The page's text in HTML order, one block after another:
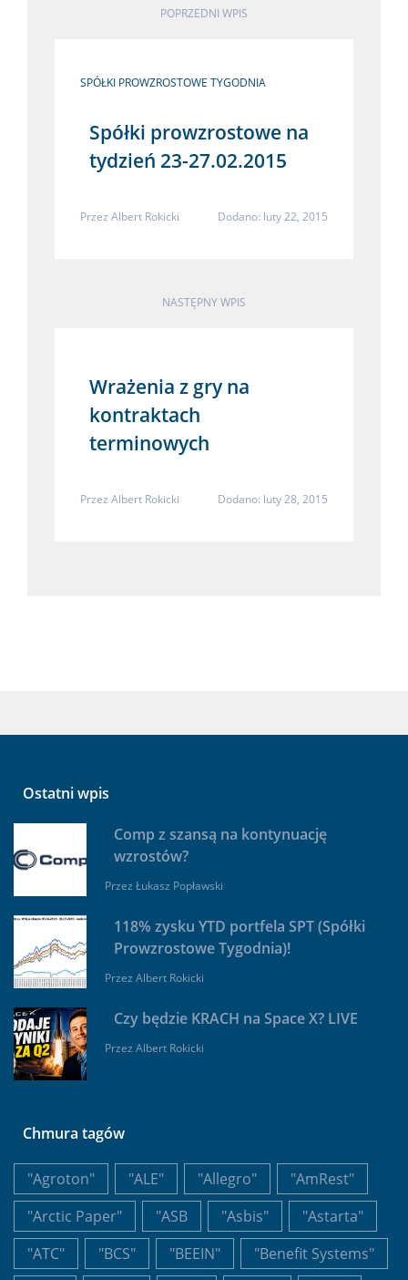
POPRZEDNI WPIS
SPÓŁKI PROWZROSTOWE TYGODNIA
Spółki prowzrostowe na
tydzień 23-27.02.2015
Przez Albert Rokicki Dodano: luty 22, 2015
NASTĘPNY WPIS
Wrażenia z gry na
kontraktach
terminowych
Przez Albert Rokicki Dodano: luty 28, 2015
Ostatni wpis
Comp z szansą na kontynuację
wzrostów?
Przez Łukasz Popławski
118% zysku YTD portfela SPT (Spółki
Prowzrostowe Tygodnia)!
Przez Albert Rokicki
Czy będzie KRACH na Space X? LIVE
Przez Albert Rokicki
Chmura tagów
"Agroton" "ALE" "Allegro"
"AmRest"
"Arctic Paper"
"ASB "Asbis"
"Astarta"
"ATC"
"BCS" "BEEIN"
"Benefit Systems"